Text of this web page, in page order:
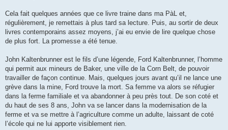
Cela fait quelques années que ce livre traine dans ma PàL et,
régulièrement, je remettais à plus tard sa lecture. Puis, au sortir de deux
livres contemporains assez moyens, j’ai eu envie de lire quelque chose
de plus fort. La promesse a été tenue.
John Kaltenbrunner est le fils d’une légende, Ford Kaltenbrunner, l’homme
qui permit aux mineurs de Baker, une ville de la Corn Belt, de pouvoir
travailler de façon continue. Mais, quelques jours avant qu’il ne lance une
grève dans la mine, Ford trouve la mort. Sa femme va alors se réfugier
dans la ferme familiale et va abandonner à peu près tout. De son coté et
du haut de ses 8 ans, John va se lancer dans la modernisation de la
ferme et va se mettre à l’agriculture comme un adulte, laissant de coté
l’école qui ne lui apporte visiblement rien.